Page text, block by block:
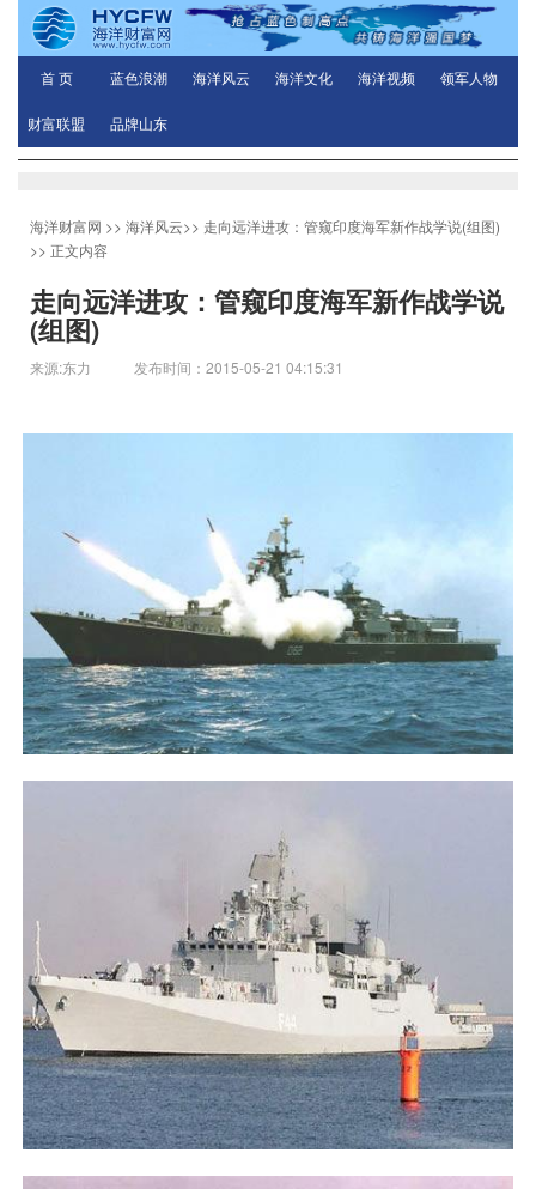
首 页 蓝色浪潮 海洋风云 海洋文化 海洋视频 领军人物
财富联盟 品牌山东
海洋财富网 >> 海洋风云>> 走向远洋进攻：管窥印度海军新作战学说(组图)
>> 正文内容
走向远洋进攻：管窥印度海军新作战学说
(组图)
来源:东力 发布时间：2015-05-21 04:15:31